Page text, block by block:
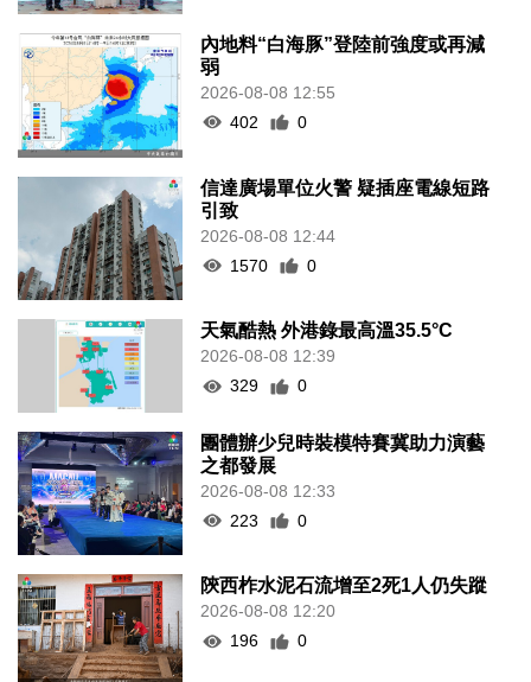
內地料“白海豚”登陸前強度或再減
弱
2026-08-08 12:55
402
0
信達廣場單位火警 疑插座電線短路
引致
2026-08-08 12:44
1570
0
天氣酷熱 外港錄最高溫35.5°C
2026-08-08 12:39
329
0
團體辦少兒時裝模特賽冀助力演藝
之都發展
2026-08-08 12:33
223
0
陝西柞水泥石流增至2死1人仍失蹤
2026-08-08 12:20
196
0